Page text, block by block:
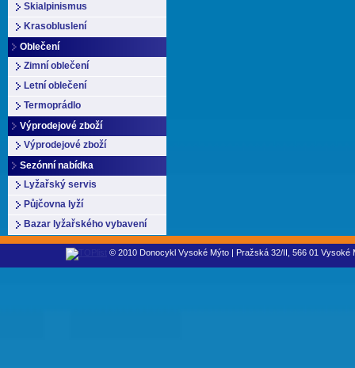
Skialpinismus
Krasobluslení
Oblečení
Zimní oblečení
Letní oblečení
Termoprádlo
Výprodejové zboží
Výprodejové zboží
Sezónní nabídka
Lyžařský servis
Půjčovna lyží
Bazar lyžařského vybavení
© 2010 Donocykl Vysoké Mýto | Pražská 32/II, 566 01 Vysoké